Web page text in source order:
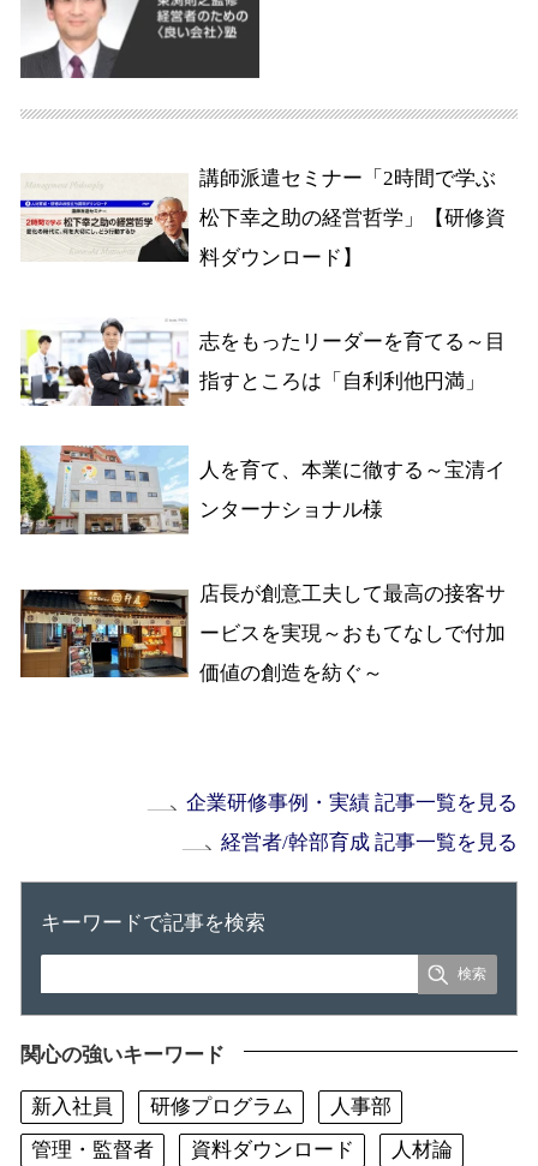
講師派遣セミナー「2時間で学ぶ
松下幸之助の経営哲学」【研修資
料ダウンロード】
志をもったリーダーを育てる～目
指すところは「自利利他円満」
人を育て、本業に徹する～宝清イ
ンターナショナル様
店長が創意工夫して最高の接客サ
ービスを実現～おもてなしで付加
価値の創造を紡ぐ～
企業研修事例・実績 記事一覧を見る
経営者/幹部育成 記事一覧を見る
キーワードで記事を検索
関心の強いキーワード
新入社員 研修プログラム
人事部
管理・監督者
資料ダウンロード 人材論